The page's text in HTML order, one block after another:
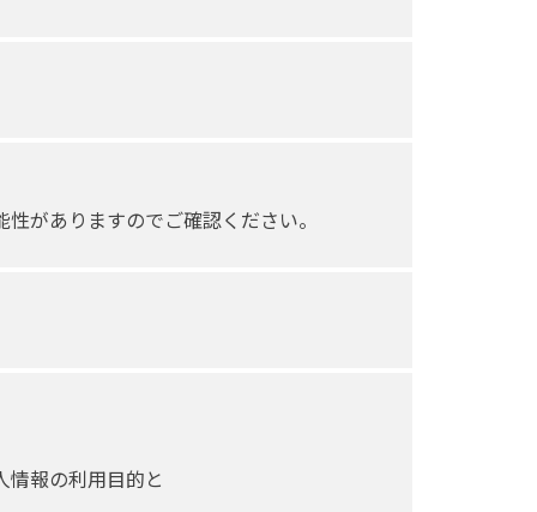
がありますのでご確認ください。
報の利用目的と